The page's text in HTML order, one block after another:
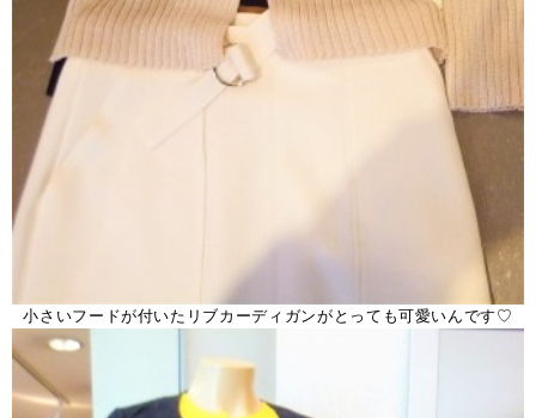
小さいフードが付いたリブカーディガンがとっても可愛いんです♡